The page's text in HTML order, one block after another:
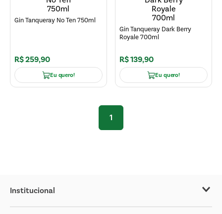
Gin Tanqueray No Ten 750ml
R$259,90
Eu quero!
Gin Tanqueray Dark Berry
Royale 700ml
R$139,90
Eu quero!
1
Institucional
Sobre o Covabra